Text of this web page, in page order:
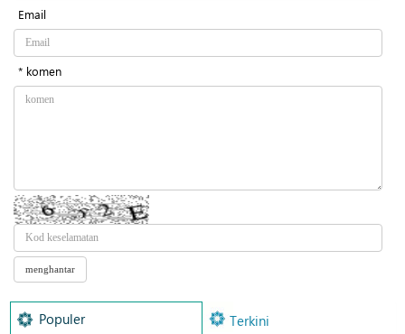
Email
* komen
Populer Terkini